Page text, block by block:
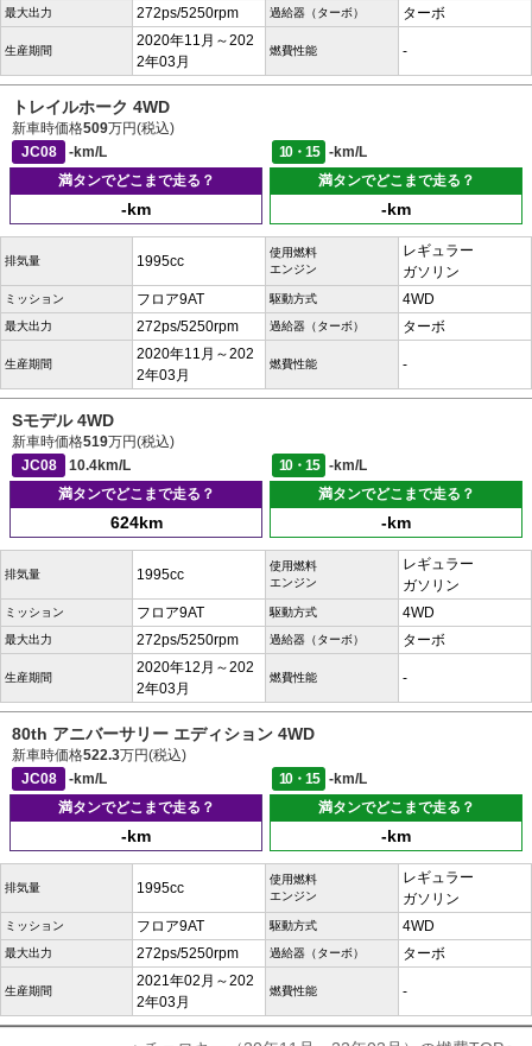
最大出力 272ps/5250rpm 過給器（ターボ） ターボ
生産期間
2020年11月～202
2年03月
燃費性能 -
トレイルホーク 4WD
新車時価格509万円(税込)
JC08
-km/L 10・15
-km/L
満タンでどこまで走る？
-km
満タンでどこまで走る？
-km
排気量 1995cc
使用燃料
エンジン
レギュラー
ガソリン
ミッション フロア9AT 駆動方式 4WD
最大出力 272ps/5250rpm 過給器（ターボ） ターボ
生産期間
2020年11月～202
2年03月
燃費性能 -
Sモデル 4WD
新車時価格519万円(税込)
JC08
10.4km/L 10・15
-km/L
満タンでどこまで走る？
624km
満タンでどこまで走る？
-km
排気量 1995cc
使用燃料
エンジン
レギュラー
ガソリン
ミッション フロア9AT 駆動方式 4WD
最大出力 272ps/5250rpm 過給器（ターボ） ターボ
生産期間
2020年12月～202
2年03月
燃費性能 -
80th アニバーサリー エディション 4WD
新車時価格522.3万円(税込)
JC08
-km/L 10・15
-km/L
満タンでどこまで走る？
-km
満タンでどこまで走る？
-km
排気量 1995cc
使用燃料
エンジン
レギュラー
ガソリン
ミッション フロア9AT 駆動方式 4WD
最大出力 272ps/5250rpm 過給器（ターボ） ターボ
生産期間
2021年02月～202
2年03月
燃費性能 -